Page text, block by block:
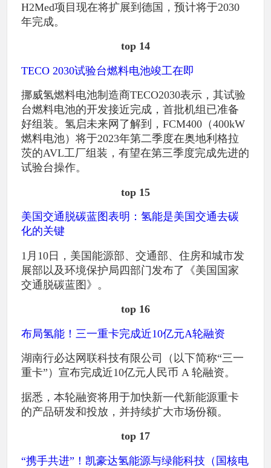
H2Med项目现在将扩展到德国，预计将于2030
年完成。
top 14
TECO 2030试验台燃料电池竣工在即
挪威氢燃料电池制造商TECO2030表示，其试验
台燃料电池的开发接近完成，首批机组已准备
好组装。氢启未来网了解到，FCM400（400kW
燃料电池）将于2023年第二季度在奥地利格拉
茨的AVL工厂组装，有望在第三季度完成先进的
试验台操作。
top 15
美国交通脱碳蓝图表明：氢能是美国交通去碳
化的关键
1月10日，美国能源部、交通部、住房和城市发
展部以及环境保护局四部门发布了《美国国家
交通脱碳蓝图》。
top 16
布局氢能！三一重卡完成近10亿元A轮融资
湖南行必达网联科技有限公司（以下简称“三一
重卡”）宣布完成近10亿元人民币 A 轮融资。
据悉，本轮融资将用于加快新一代新能源重卡
的产品研发和投放，并持续扩大市场份额。
top 17
“携手共进”！凯豪达氢能源与绿能科技（国核电